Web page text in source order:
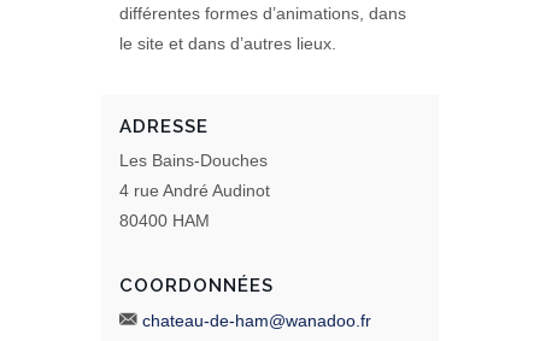
différentes formes d’animations, dans
le site et dans d’autres lieux.
ADRESSE
Les Bains-Douches
4 rue André Audinot
80400 HAM
COORDONNÉES
chateau-de-ham@wanadoo.fr